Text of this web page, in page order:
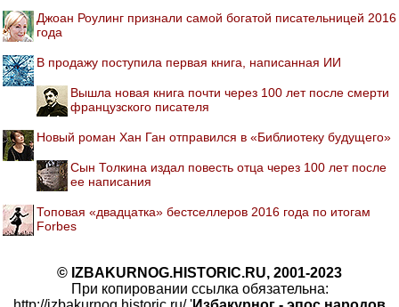
Джоан Роулинг признали самой богатой писательницей 2016
года
В продажу поступила первая книга, написанная ИИ
Вышла новая книга почти через 100 лет после смерти
французского писателя
Новый роман Хан Ган отправился в «Библиотеку будущего»
Сын Толкина издал повесть отца через 100 лет после
ее написания
Топовая «двадцатка» бестселлеров 2016 года по итогам
Forbes
© IZBAKURNOG.HISTORIC.RU, 2001-2023
При копировании ссылка обязательна: